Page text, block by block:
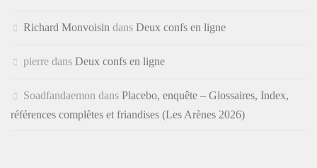
Richard Monvoisin dans Deux confs en ligne
pierre dans Deux confs en ligne
Soadfandaemon dans Placebo, enquête – Glossaires, Index,
références complètes et friandises (Les Arènes 2026)